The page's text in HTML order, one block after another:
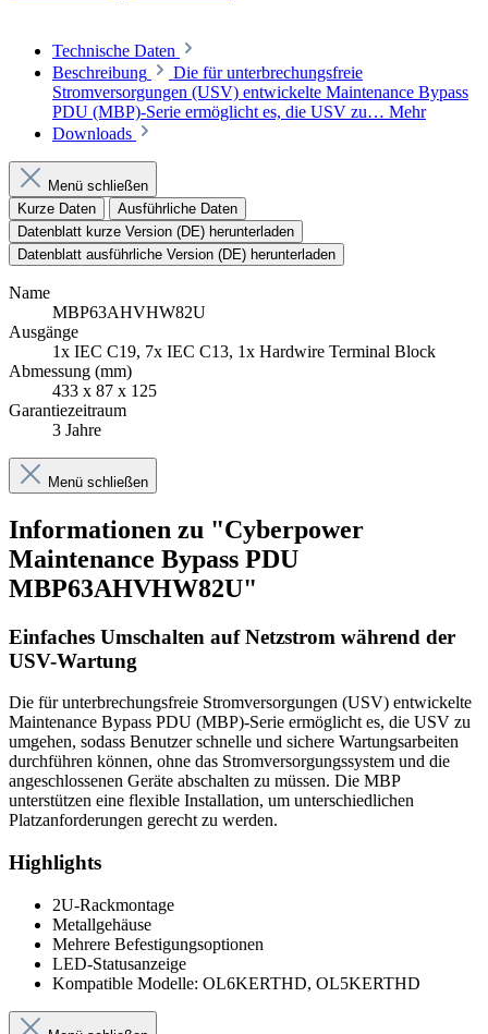
Technische Daten
Beschreibung
Die für unterbrechungsfreie
Stromversorgungen (USV) entwickelte Maintenance Bypass
PDU (MBP)-Serie ermöglicht es, die USV zu… Mehr
Downloads
Menü schließen
Kurze Daten
Ausführliche Daten
Datenblatt kurze Version (DE) herunterladen
Datenblatt ausführliche Version (DE) herunterladen
Name
MBP63AHVHW82U
Ausgänge
1x IEC C19, 7x IEC C13, 1x Hardwire Terminal Block
Abmessung (mm)
433 x 87 x 125
Garantiezeitraum
3 Jahre
Menü schließen
Informationen zu "Cyberpower
Maintenance Bypass PDU
MBP63AHVHW82U"
Einfaches Umschalten auf Netzstrom während der
USV-Wartung
Die für unterbrechungsfreie Stromversorgungen (USV) entwickelte
Maintenance Bypass PDU (MBP)-Serie ermöglicht es, die USV zu
umgehen, sodass Benutzer schnelle und sichere Wartungsarbeiten
durchführen können, ohne das Stromversorgungssystem und die
angeschlossenen Geräte abschalten zu müssen. Die MBP
unterstützen eine flexible Installation, um unterschiedlichen
Platzanforderungen gerecht zu werden.
Highlights
2U-Rackmontage
Metallgehäuse
Mehrere Befestigungsoptionen
LED-Statusanzeige
Kompatible Modelle: OL6KERTHD, OL5KERTHD